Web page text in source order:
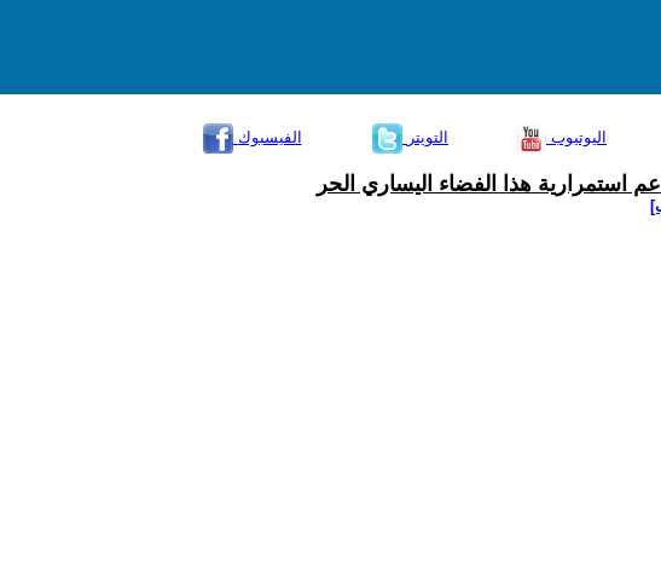
الفيسبوك
التويتر اليوتيوب
استمرارية هذا الفضاء اليساري الحر